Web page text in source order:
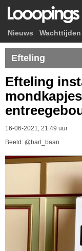
Nieuws Wachttijden
Efteling
Efteling
16-06-2021, 21.49 uur
Beeld: @bart_baan